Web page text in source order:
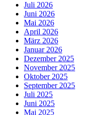
Juli 2026
Juni 2026
Mai 2026
April 2026
März 2026
Januar 2026
Dezember 2025
November 2025
Oktober 2025
September 2025
Juli 2025
Juni 2025
Mai 2025